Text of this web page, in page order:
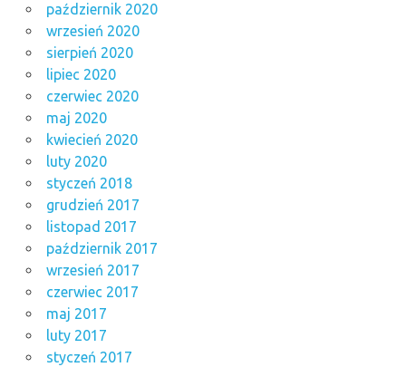
październik 2020
wrzesień 2020
sierpień 2020
lipiec 2020
czerwiec 2020
maj 2020
kwiecień 2020
luty 2020
styczeń 2018
grudzień 2017
listopad 2017
październik 2017
wrzesień 2017
czerwiec 2017
maj 2017
luty 2017
styczeń 2017